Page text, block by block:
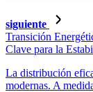
siguiente
Transición
Clave para la
La distribución
modernas. A